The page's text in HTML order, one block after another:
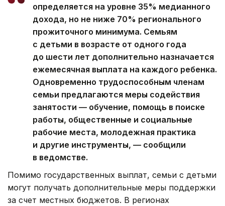
определяется на уровне 35% медианного
дохода, но не ниже 70% регионального
прожиточного минимума. Семьям
с детьми в возрасте от одного года
до шести лет дополнительно назначается
ежемесячная выплата на каждого ребенка.
Одновременно трудоспособным членам
семьи предлагаются меры содействия
занятости — обучение, помощь в поиске
работы, общественные и социальные
рабочие места, молодежная практика
и другие инструменты, — сообщили
в ведомстве.
Помимо государственных выплат, семьи с детьми
могут получать дополнительные меры поддержки
за счет местных бюджетов. В регионах